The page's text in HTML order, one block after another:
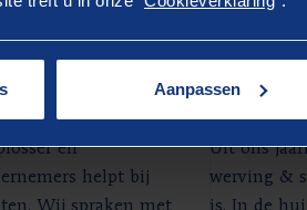
Aanpassen
en
helpt bij
Artikel
Uit ons
werving &